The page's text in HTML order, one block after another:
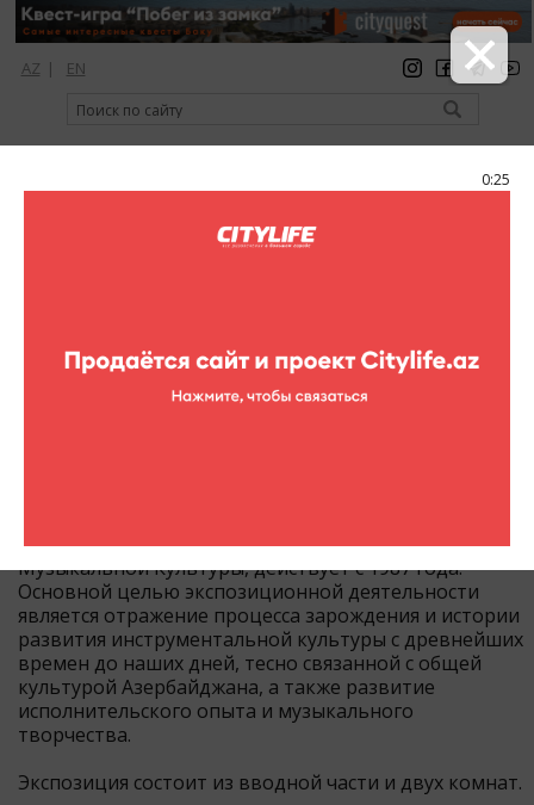
0:25
AZ | EN
регистрация вход Citylife Magazine
инструментов
Музей народных музыкальных
Азербайджанского Государственного Музея
Музыкальной Культуры, действует с 1987 года.
Основной целью экспозиционной деятельности
является отражение процесса зарождения и истории
развития инструментальной культуры с древнейших
времен до наших дней, тесно связанной с общей
культурой Азербайджана, а также развитие
исполнительского опыта и музыкального
творчества.
Экспозиция состоит из вводной части и двух комнат.